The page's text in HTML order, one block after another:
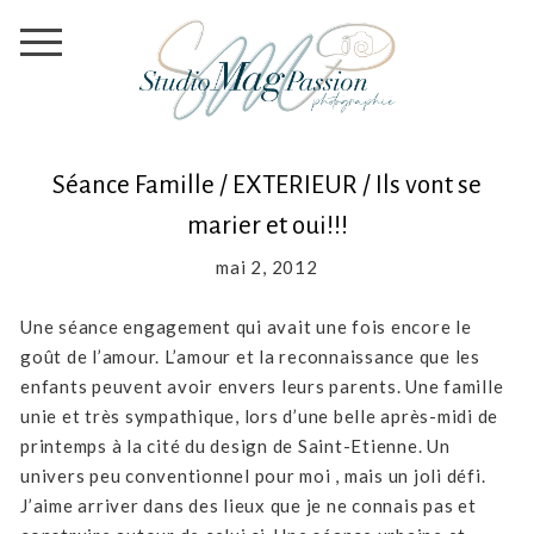
Séance Famille / EXTERIEUR / Ils vont se
marier et oui!!!
mai 2, 2012
Une séance engagement qui avait une fois encore le
goût de l’amour. L’amour et la reconnaissance que les
enfants peuvent avoir envers leurs parents. Une famille
unie et très sympathique, lors d’une belle après-midi de
printemps à la cité du design de Saint-Etienne. Un
univers peu conventionnel pour moi , mais un joli défi.
J’aime arriver dans des lieux que je ne connais pas et